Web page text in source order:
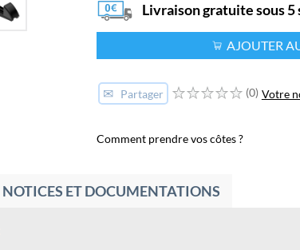
Livraison gratuite sous 5
AJOUTER
✉ Partager (0) Votre
Comment prendre vos côtes ?
NOTICES ET DOCUMENTATIONS